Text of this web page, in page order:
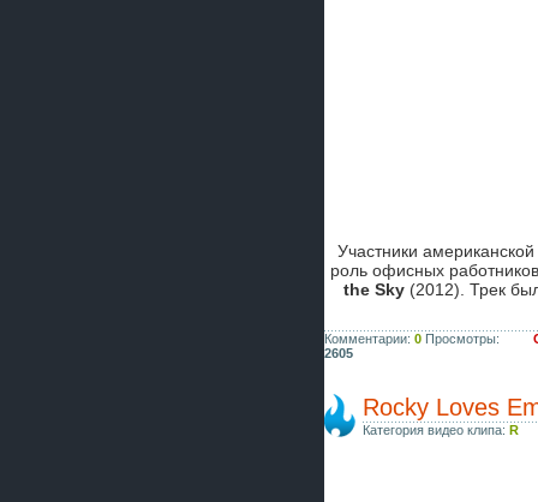
Участники
роль офисных
the Sky (2012). Трек
Комментарии: 0 Просмотры:
2605
Rocky Loves
Категория видео клипа: R